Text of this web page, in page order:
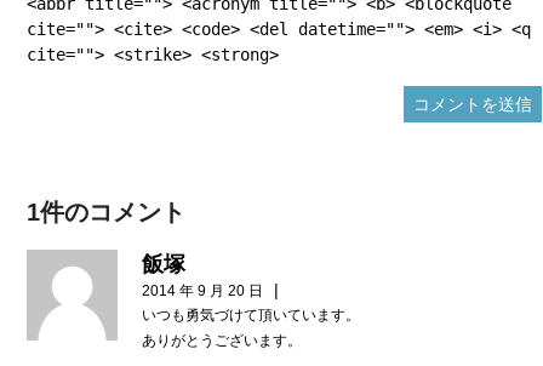
cite=""> <cite> <code> <del datetime=""> <em> <i> <q
cite=""> <strike> <strong>
1件のコメント
飯塚
2014 年 9 月 20 日 |
いつも勇気づけて頂いています。
ありがとうございます。